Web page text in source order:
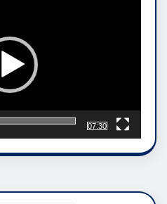
07:30